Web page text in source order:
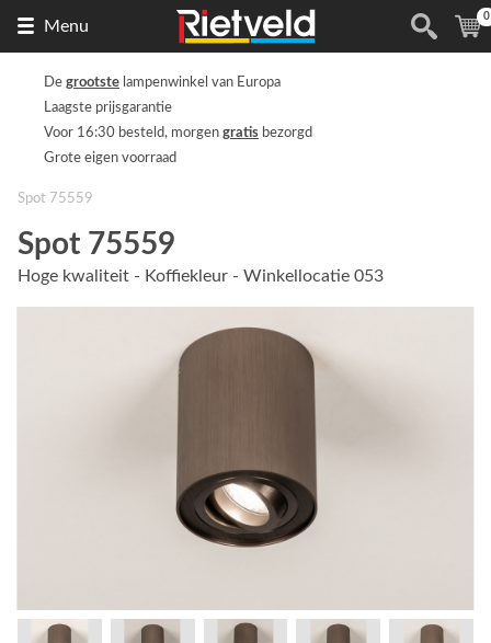
Menu
de
(
0
De grootste lampenwinkel van Europa
Laagste prijsgarantie
Voor 16:30 besteld, morgen gratis bezorgd
Grote eigen voorraad
Spot 75559
Spot 75559
Hoge kwaliteit - Koffiekleur - Winkellocatie 053